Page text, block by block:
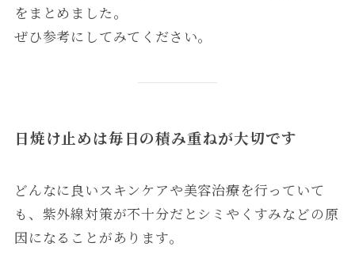
をまとめました。
ぜひ参考にしてみてください。
日焼け止めは毎日の積み重ねが大切です
どんなに良いスキンケアや美容治療を行っていて
も、紫外線対策が不十分だとシミやくすみなどの原
因になることがあります。